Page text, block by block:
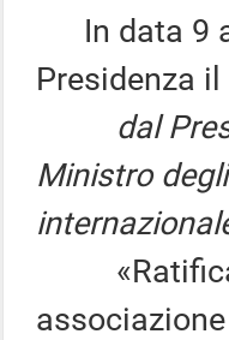
In data 9
Presidenza
dal
Ministro
«Ratifica